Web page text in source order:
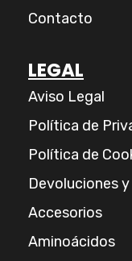
Contacto
LEGAL
Aviso Legal
Política de
Política de
Devoluciones
Accesorios
Aminoácidos